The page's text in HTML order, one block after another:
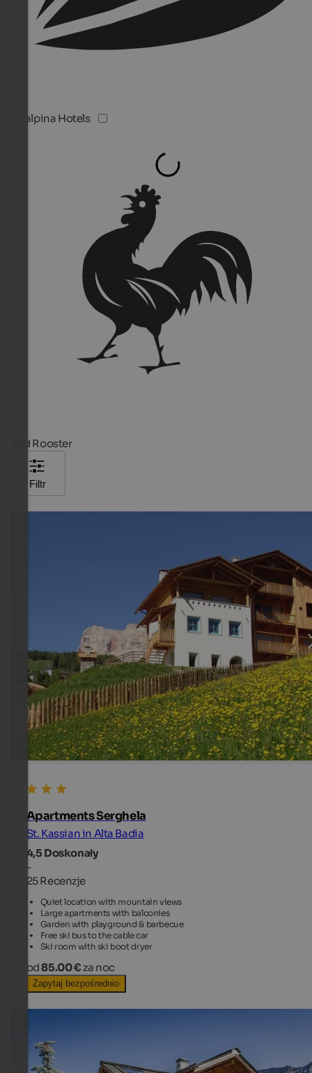
Vitalpina Hotels
Red Rooster
Filtr
Apartments Serghela
St. Kassian in Alta Badia
4,5 Doskonały
-
25 Recenzje
Quiet location with mountain views
Large apartments with balconies
Garden with playground & barbecue
Free ski bus to the cable car
Ski room with ski boot dryer
od85.00 € za noc
Zapytaj bezpośrednio